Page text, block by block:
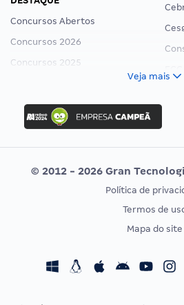
Concursos Abertos
Concursos 2026
Concursos 2025
Concurso Ibama
Concurso MPU
Editais publicados
CONCURSOS POR PROFISSÃO
Concursos Fiscais
Veja mais
© 2012 - 2026 Gran
Política de
Termos de
Mapa do site